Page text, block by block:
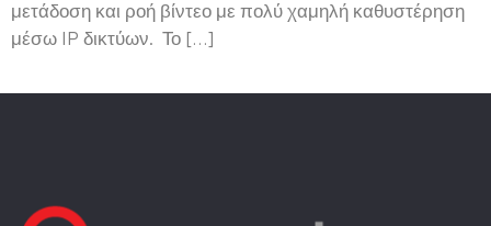
μετάδοση και ροή βίντεο με πολύ χαμηλή καθυστέρηση
μέσω IP δικτύων. Το […]